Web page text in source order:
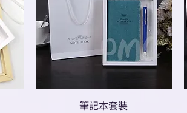
筆記本套裝